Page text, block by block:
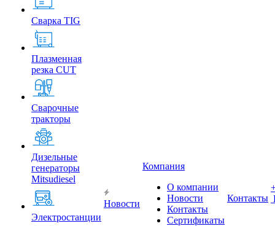
Сварка TIG
Плазменная
резка CUT
Сварочные
тракторы
Дизельные
генераторы
Mitsudiesel
Электростанции
Новости
Компания
О компании
Новости
Контакты
Сертификаты
Контакты